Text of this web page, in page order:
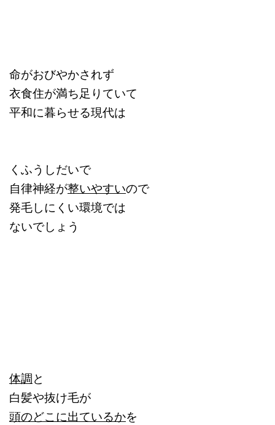
命がおびやかされず
衣食住が満ち足りていて
平和に暮らせる現代は
くふうしだいで
自律神経が整いやすいので
発毛しにくい環境では
ないでしょう
体調と
白髪や抜け毛が
頭のどこに出ているかを